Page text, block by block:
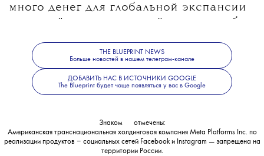
много денег для глобальной экспансии
и мы найдем правильный рычаг, чтобы
сделать это намного быстрее. Потому
что мы уже получили знак качества
Baring Vostok», — написал Иван Хохлов
у себя винстаграме .
Секреты успеха и бизнес-стратегии
THE BLUEPRINT NEWS
Больше новостей в нашем телеграм-канале
ДОБАВИТЬ НАС В ИСТОЧНИКИ GOOGLE
The Blueprint будет чаще появляться у вас в Google
Знаком
отмечены:
Американская транснациональная холдинговая компания Meta Platforms Inc. по
реализации продуктов ‒ социальных сетей Facebook и Instagram — запрещена на
территории России.